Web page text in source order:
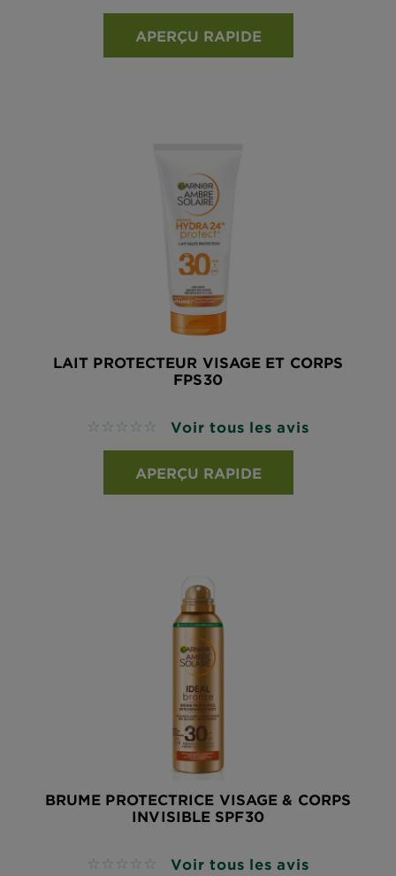
APERÇU RAPIDE
LAIT PROTECTEUR VISAGE ET CORPS
FPS30
No reviews Voir tous les avis
APERÇU RAPIDE
BRUME PROTECTRICE VISAGE & CORPS
INVISIBLE SPF30
No reviews Voir tous les avis